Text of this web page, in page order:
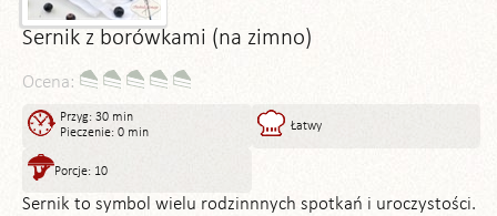
Sernik z borówkami (na zimno)
Ocena:
Przyg: 30 min
Pieczenie: 0 min
Łatwy
Porcje: 10
Sernik to symbol wielu rodzinnnych spotkań i uroczystości.